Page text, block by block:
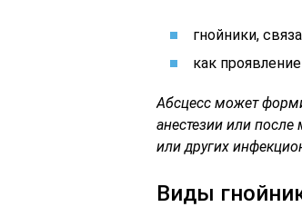
гнойники,
как
Абсцесс может
анестезии или
или других
Виды